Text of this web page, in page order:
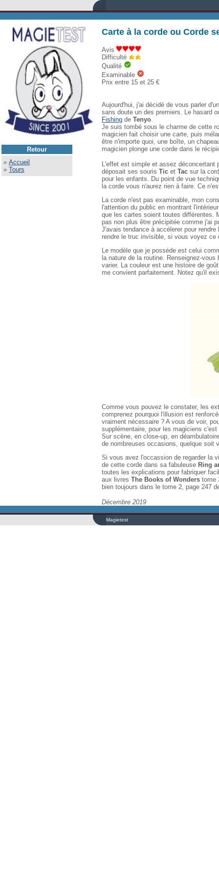
Retour
» Accueil
» Tours
Carte à la corde ou Corde
Avis
Difficulté
Qualité
Examinable
Prix entre 15 et 25 €
Aujourd'hui, j'ai décidé de vous parler
sans doute un des premiers. Le hasard
Fishing de Tenyo.
Je suis tombé sous le charme de cette
magicien fait choisir une carte, puis
être n'importe quoi, une boîte, un
magicien plonge une corde dans le
L'effet est simple et assez
déposait ses souris Tic et Tac sur la
pour les enfants. Du point de vue
la corde vous n'aurez rien à faire. Ce
La corde n'est pas examinable, mon
l'attention du public en montrant
que les cartes soient toutes différentes.
pas non plus être précipitée comme j'ai
J'avais tendance à accélerer pour
rendre le truc invisible, si vous voyez ce
Le modèle que je posséde est celui
la nature de la routine. Renseignez-
varier. La couleur est une histoire de
me convient parfaitement. Notez qu'il
Comme vous pouvez le constater, les
comprenez pourquoi l'illusion est
vraiment nécessaire ? A vous de voir,
supplémentaire, pour les magiciens
Sur scène, en close-up, en
de nombreuses occasions, quelque soit
Si vous avez l'occassion de regarder la
de cette corde dans sa fabuleuse Ring
toutes les explications pour fabriquer
aux livres The Books of Wonders tome
bien toujours dans le tome 2, page 247
Décembre 2019
Magietest